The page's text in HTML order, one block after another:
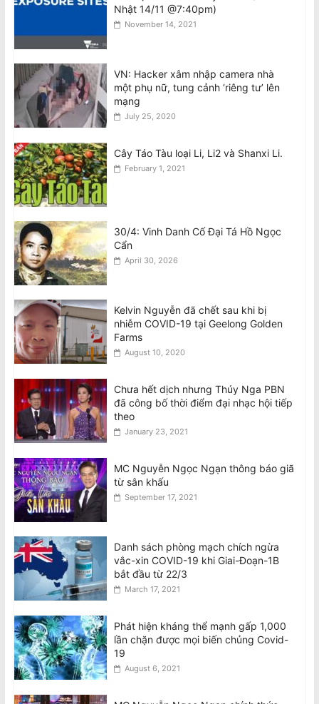
National Stroke Week: Mẹo đơn giản
giúp giảm nguy cơ bị đột quỵ
National Stroke Week: 6 Loại thực
phẩm giúp ngăn ngừa các cơn đột
quỵ, tử vong
Nhật 14/11 @7:40pm)
November 14, 2021
VN: Hacker xâm nhập camera nhà
một phụ nữ, tung cảnh ‘riêng tư’ lên
mạng
July 25, 2020
Cây Táo Tàu loại Li, Li2 và Shanxi Li.
February 1, 2021
30/4: Vinh Danh Cố Đại Tá Hồ Ngọc
Cẩn
April 30, 2026
Kelvin Nguyễn đã chết sau khi bị
nhiễm COVID-19 tại Geelong Golden
Farms
August 10, 2020
Chưa hết dịch nhưng Thúy Nga PBN
đã công bố thời điểm đại nhạc hội tiếp
theo
January 23, 2021
MC Nguyễn Ngọc Ngạn thông báo giã
từ sân khấu
September 17, 2021
Danh sách phòng mạch chích ngừa
vắc-xin COVID-19 khi Giai-Đoạn-1B
bắt đầu từ 22/3
March 17, 2021
Phát hiện kháng thể mạnh gấp 1,000
lần chặn được mọi biến chủng Covid-
19
August 6, 2021